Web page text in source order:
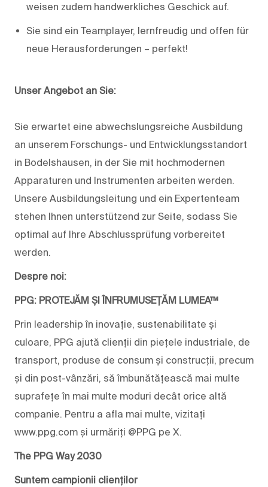
weisen zudem handwerkliches Geschick auf.
Sie sind ein Teamplayer, lernfreudig und offen für
neue Herausforderungen – perfekt!
Unser Angebot an Sie:
Sie erwartet eine abwechslungsreiche Ausbildung
an unserem Forschungs- und Entwicklungsstandort
in Bodelshausen, in der Sie mit hochmodernen
Apparaturen und Instrumenten arbeiten werden.
Unsere Ausbildungsleitung und ein Expertenteam
stehen Ihnen unterstützend zur Seite, sodass Sie
optimal auf Ihre Abschlussprüfung vorbereitet
werden.
Despre noi:
PPG: PROTEJĂM ȘI ÎNFRUMUSEȚĂM LUMEA™
Prin leadership în inovație, sustenabilitate și
culoare, PPG ajută clienții din piețele industriale, de
transport, produse de consum și construcții, precum
și din post-vânzări, să îmbunătățească mai multe
suprafețe în mai multe moduri decât orice altă
companie. Pentru a afla mai multe, vizitați
www.ppg.com și urmăriți @PPG pe X.
The PPG Way 2030
Suntem campionii clienților